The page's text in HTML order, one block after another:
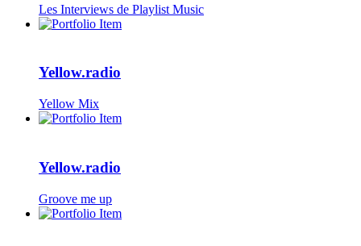
Les Interviews de Playlist Music
Yellow.radio
Yellow Mix
Yellow.radio
Groove me up